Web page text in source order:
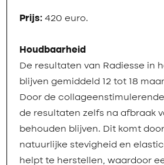
Prijs:420 euro.
Houdbaarheid
De resultaten van Radiesse in
blijven gemiddeld 12 tot 18
Door de
de resultaten zelfs na afbraak
behouden blijven. Dit komt
natuurlijke stevigheid en
helpt te herstellen, waardoor